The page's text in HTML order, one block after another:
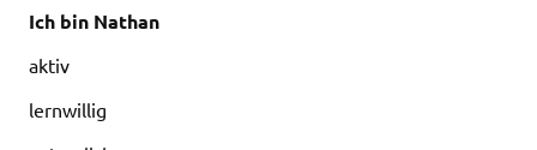
Ich bin Nathan
aktiv
lernwillig